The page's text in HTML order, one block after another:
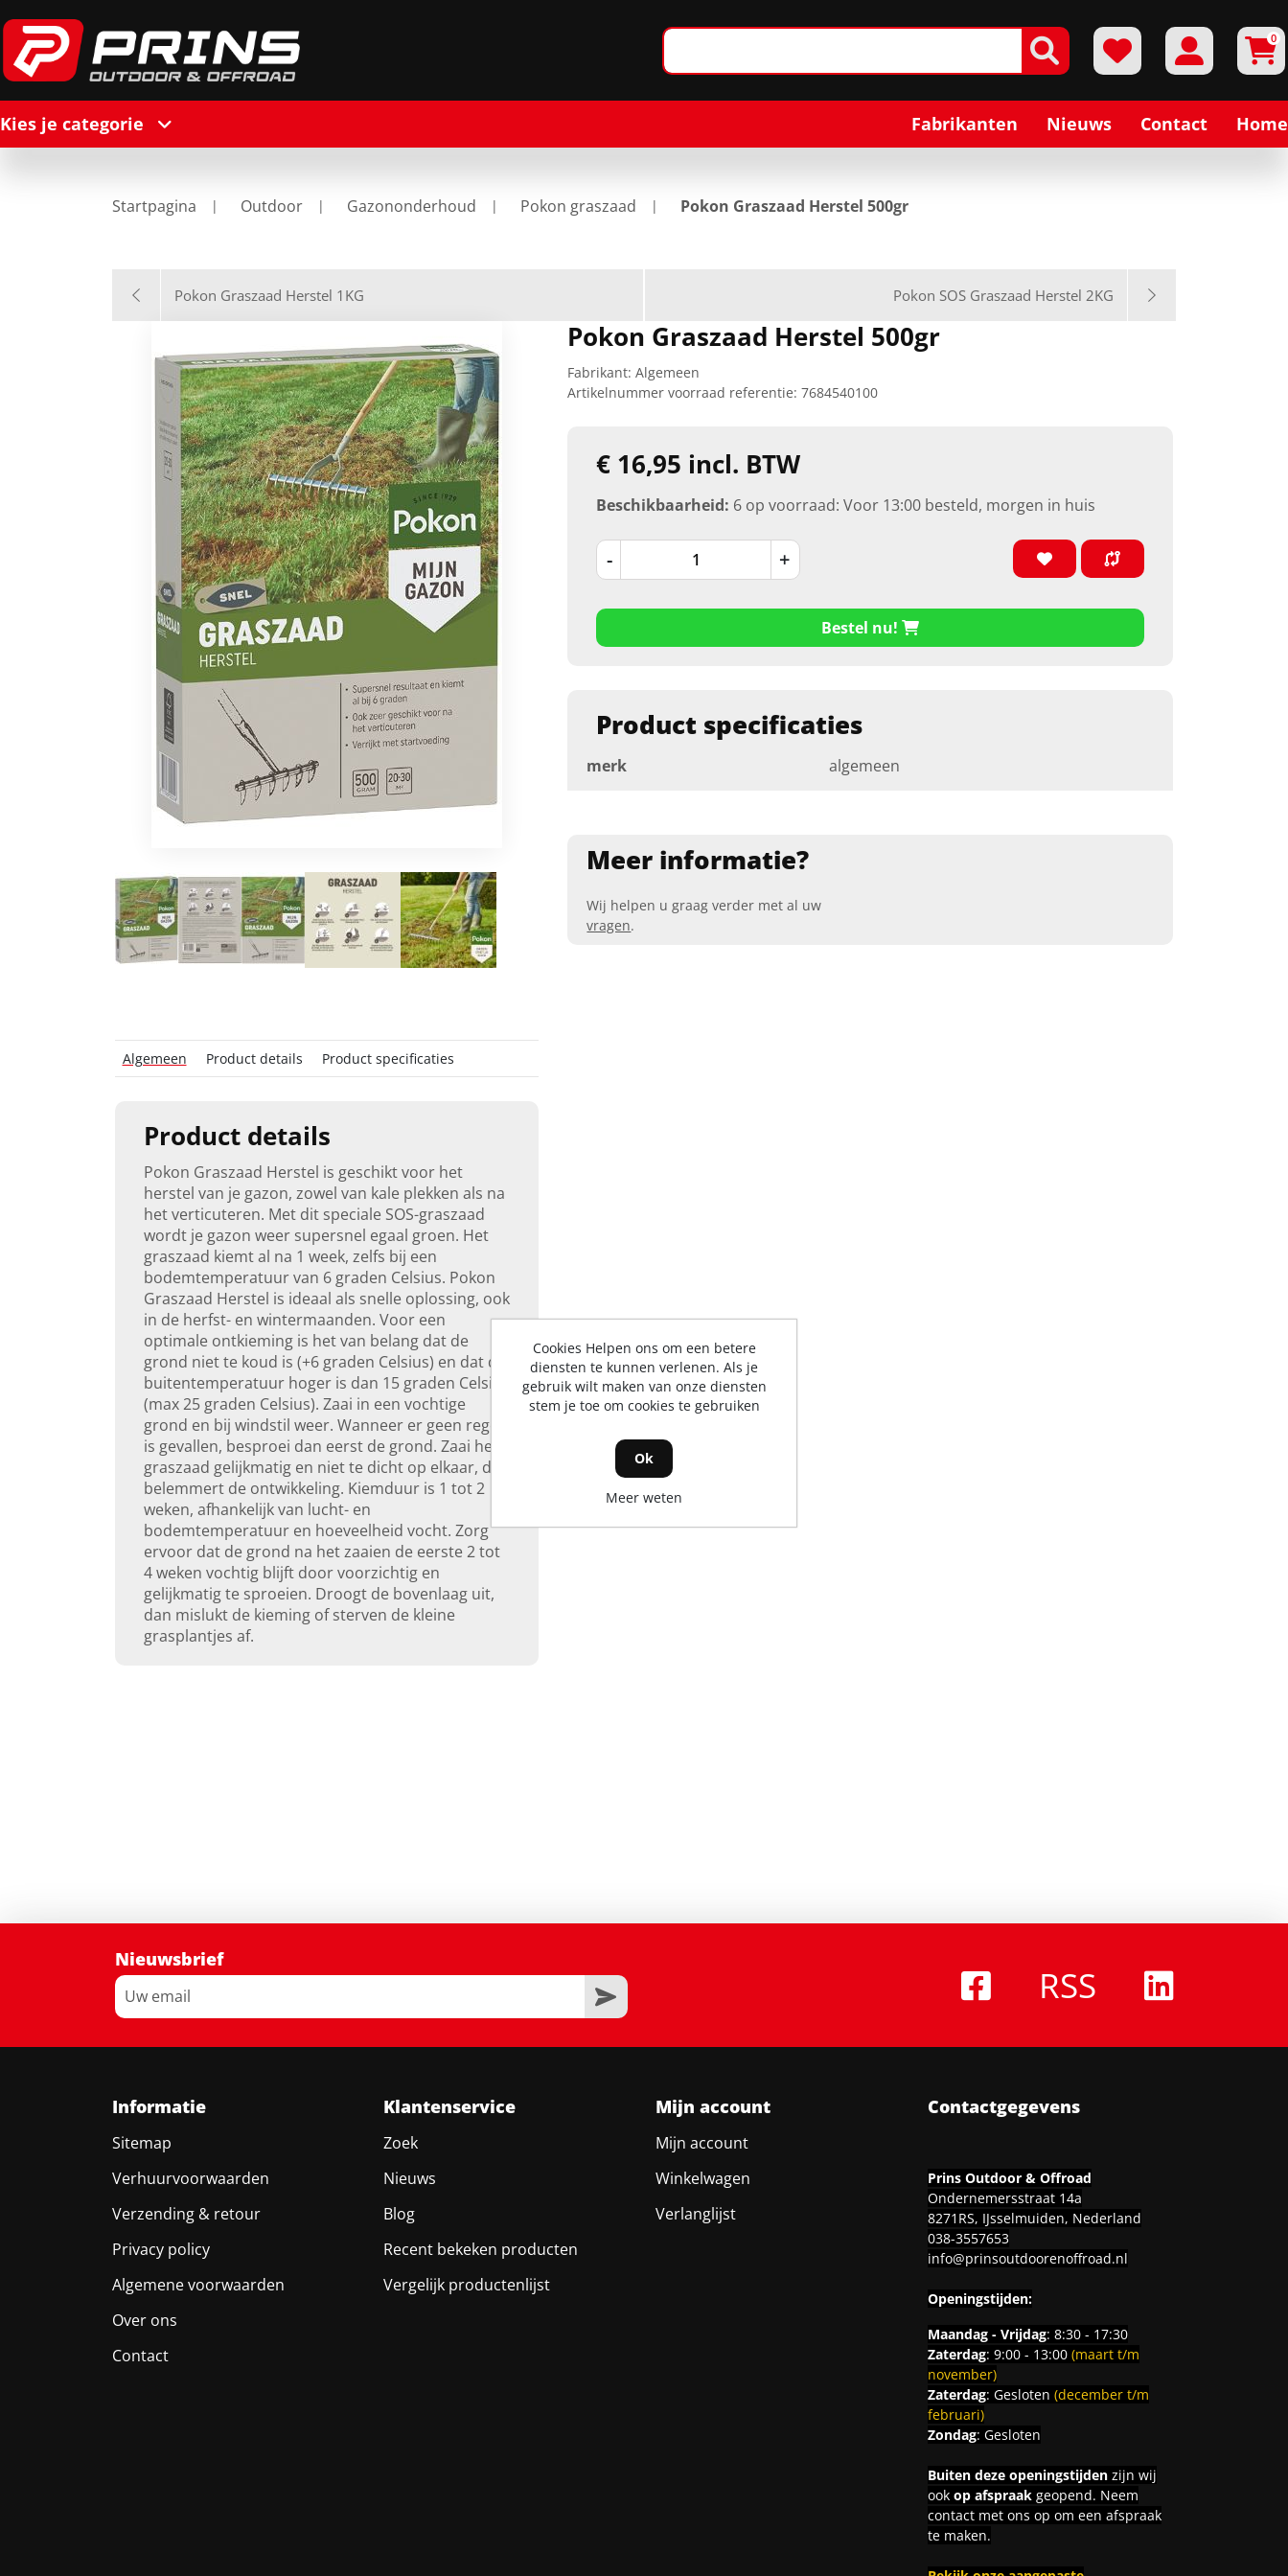
0
Kies je categorie Fabrikanten Nieuws Contact Home
Startpagina Outdoor Gazononderhoud Pokon graszaad Pokon Graszaad Herstel 500gr
Pokon Graszaad Herstel 1KG Pokon SOS Graszaad Herstel 2KG
Product details
Pokon Graszaad Herstel is geschikt voor het
herstel van je gazon, zowel van kale plekken als na
het verticuteren. Met dit speciale SOS-graszaad
wordt je gazon weer supersnel egaal groen. Het
graszaad kiemt al na 1 week, zelfs bij een
bodemtemperatuur van 6 graden Celsius. Pokon
Graszaad Herstel is ideaal als snelle oplossing, ook
in de herfst- en wintermaanden. Voor een
optimale ontkieming is het van belang dat de
grond niet te koud is (+6 graden Celsius) en dat de
buitentemperatuur hoger is dan 15 graden Celsius
(max 25 graden Celsius). Zaai in een vochtige
grond en bij windstil weer. Wanneer er geen regen
is gevallen, besproei dan eerst de grond. Zaai het
graszaad gelijkmatig en niet te dicht op elkaar, dit
belemmert de ontwikkeling. Kiemduur is 1 tot 2
weken, afhankelijk van lucht- en
bodemtemperatuur en hoeveelheid vocht. Zorg
ervoor dat de grond na het zaaien de eerste 2 tot
4 weken vochtig blijft door voorzichtig en
gelijkmatig te sproeien. Droogt de bovenlaag uit,
dan mislukt de kieming of sterven de kleine
grasplantjes af.
Algemeen Product details Product specificaties
Pokon Graszaad Herstel 500gr
Fabrikant: Algemeen
Artikelnummer voorraad referentie: 7684540100
€ 16,95 incl. BTW
Beschikbaarheid: 6 op voorraad: Voor 13:00 besteld, morgen in huis
- +
Bestel nu!
Product specificaties
merk algemeen
Meer informatie?
Wij helpen u graag verder met al uw
vragen.
Nieuwsbrief
RSS
Informatie
Sitemap
Verhuurvoorwaarden
Verzending & retour
Privacy policy
Algemene voorwaarden
Over ons
Contact
Klantenservice
Zoek
Nieuws
Blog
Recent bekeken producten
Vergelijk productenlijst
Mijn account
Mijn account
Winkelwagen
Verlanglijst
Contactgegevens
Prins Outdoor & Offroad
Ondernemersstraat 14a
8271RS, IJsselmuiden, Nederland
038-3557653
info@prinsoutdoorenoffroad.nl
Openingstijden:
Maandag - Vrijdag: 8:30 - 17:30
Zaterdag: 9:00 - 13:00 (maart t/m
november)
Zaterdag: Gesloten (december t/m
februari)
Zondag: Gesloten
Buiten deze openingstijdenzijn wij
ook op afspraakgeopend. Neem
contact met ons op om een afspraak
te maken.
Cookies Helpen ons om een betere
diensten te kunnen verlenen. Als je
gebruik wilt maken van onze diensten
stem je toe om cookies te gebruiken
Ok
Meer weten